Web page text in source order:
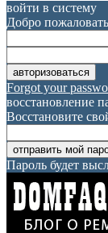
войти в систему
Добро
Forgot your
восстановление
Восстановите
Пароль будет